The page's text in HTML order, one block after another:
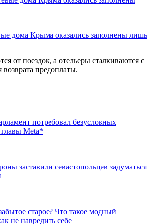
дома Крыма оказались заполнены лишь
от поездок, а отельеры сталкиваются с
возврата предоплаты.
потребовал безусловных
Meta*
заставили севастопольцев задуматься
старое? Что такое модный
не навредить себе